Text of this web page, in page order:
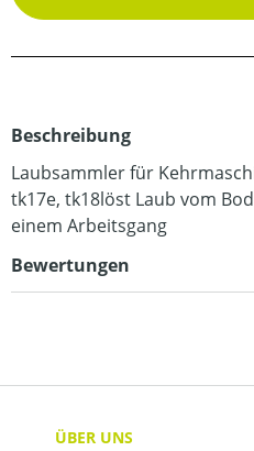
Beschreibung
Laubsammler für
tk17e, tk18löst Laub vom
einem Arbeitsgang
Bewertungen
ÜBER UNS